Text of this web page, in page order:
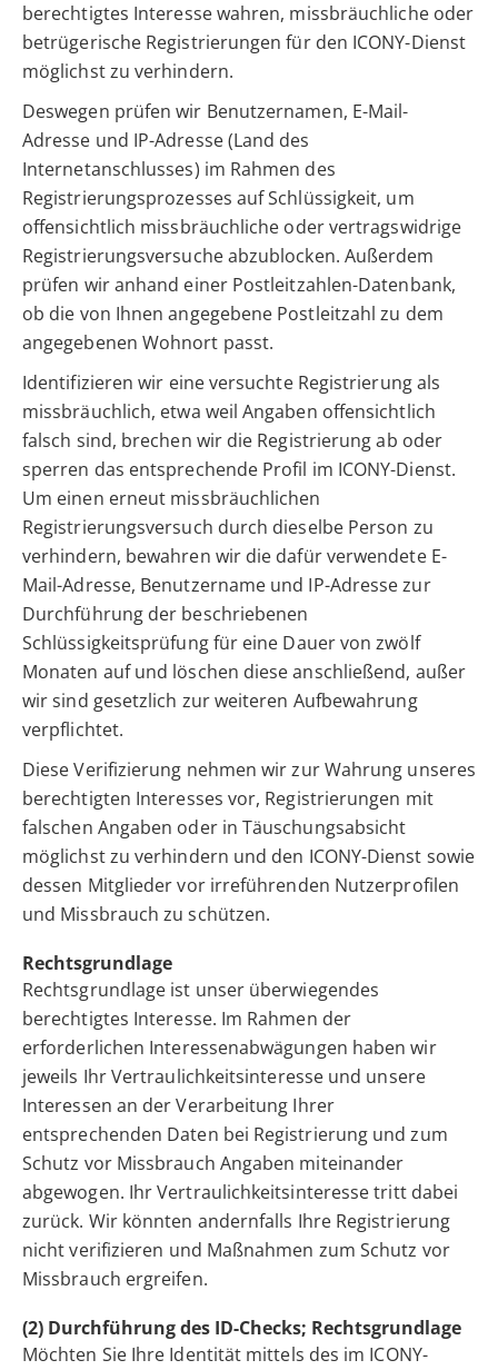
berechtigtes Interesse wahren, missbräuchliche oder
betrügerische Registrierungen für den ICONY-Dienst
möglichst zu verhindern.
Deswegen prüfen wir Benutzernamen, E-Mail-
Adresse und IP-Adresse (Land des
Internetanschlusses) im Rahmen des
Registrierungsprozesses auf Schlüssigkeit, um
offensichtlich missbräuchliche oder vertragswidrige
Registrierungsversuche abzublocken. Außerdem
prüfen wir anhand einer Postleitzahlen-Datenbank,
ob die von Ihnen angegebene Postleitzahl zu dem
angegebenen Wohnort passt.
Identifizieren wir eine versuchte Registrierung als
missbräuchlich, etwa weil Angaben offensichtlich
falsch sind, brechen wir die Registrierung ab oder
sperren das entsprechende Profil im ICONY-Dienst.
Um einen erneut missbräuchlichen
Registrierungsversuch durch dieselbe Person zu
verhindern, bewahren wir die dafür verwendete E-
Mail-Adresse, Benutzername und IP-Adresse zur
Durchführung der beschriebenen
Schlüssigkeitsprüfung für eine Dauer von zwölf
Monaten auf und löschen diese anschließend, außer
wir sind gesetzlich zur weiteren Aufbewahrung
verpflichtet.
Diese Verifizierung nehmen wir zur Wahrung unseres
berechtigten Interesses vor, Registrierungen mit
falschen Angaben oder in Täuschungsabsicht
möglichst zu verhindern und den ICONY-Dienst sowie
dessen Mitglieder vor irreführenden Nutzerprofilen
und Missbrauch zu schützen.
Rechtsgrundlage
Rechtsgrundlage ist unser überwiegendes
berechtigtes Interesse. Im Rahmen der
erforderlichen Interessenabwägungen haben wir
jeweils Ihr Vertraulichkeitsinteresse und unsere
Interessen an der Verarbeitung Ihrer
entsprechenden Daten bei Registrierung und zum
Schutz vor Missbrauch Angaben miteinander
abgewogen. Ihr Vertraulichkeitsinteresse tritt dabei
zurück. Wir könnten andernfalls Ihre Registrierung
nicht verifizieren und Maßnahmen zum Schutz vor
Missbrauch ergreifen.
(2) Durchführung des ID-Checks; Rechtsgrundlage
Möchten Sie Ihre Identität mittels des im ICONY-